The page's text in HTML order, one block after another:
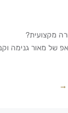
מקצועית?
של מאור גנימה
→